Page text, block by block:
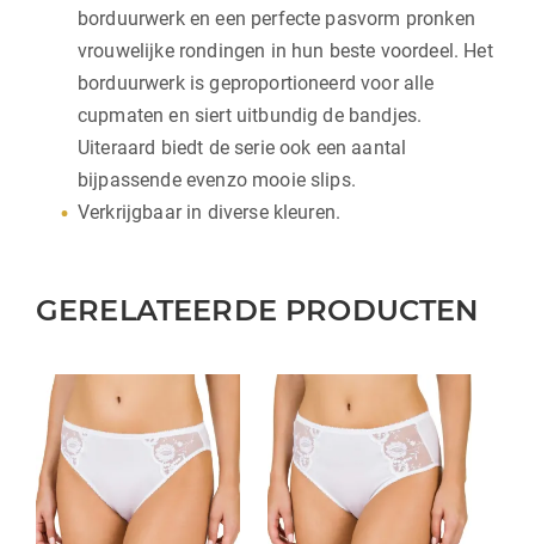
borduurwerk en een perfecte pasvorm pronken
vrouwelijke rondingen in hun beste voordeel. Het
borduurwerk is geproportioneerd voor alle
cupmaten en siert uitbundig de bandjes.
Uiteraard biedt de serie ook een aantal
bijpassende evenzo mooie slips.
Verkrijgbaar in diverse kleuren.
GERELATEERDE PRODUCTEN
Dit
product
heeft
meerdere
variaties.
Dit
product
heeft
meerdere
variaties.